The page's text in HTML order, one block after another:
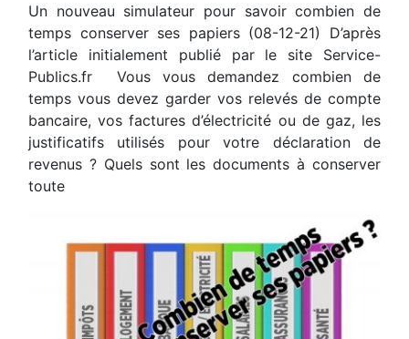
Un nouveau simulateur pour savoir combien de
temps conserver ses papiers (08-12-21) D’après
l’article initialement publié par le site Service-
Publics.fr Vous vous demandez combien de
temps vous devez garder vos relevés de compte
bancaire, vos factures d’électricité ou de gaz, les
justificatifs utilisés pour votre déclaration de
revenus ? Quels sont les documents à conserver
toute